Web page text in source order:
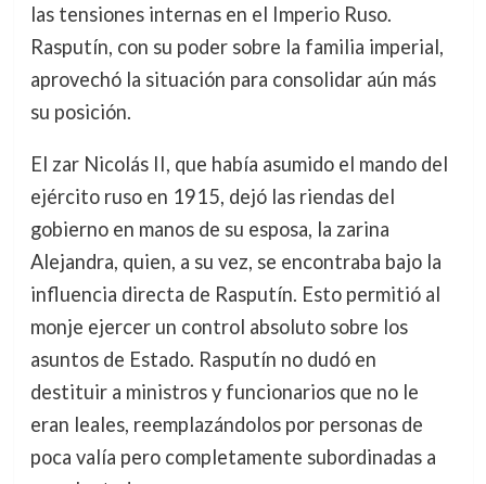
las tensiones internas en el Imperio Ruso.
Rasputín, con su poder sobre la familia imperial,
aprovechó la situación para consolidar aún más
su posición.
El zar Nicolás II, que había asumido el mando del
ejército ruso en 1915, dejó las riendas del
gobierno en manos de su esposa, la zarina
Alejandra, quien, a su vez, se encontraba bajo la
influencia directa de Rasputín. Esto permitió al
monje ejercer un control absoluto sobre los
asuntos de Estado. Rasputín no dudó en
destituir a ministros y funcionarios que no le
eran leales, reemplazándolos por personas de
poca valía pero completamente subordinadas a